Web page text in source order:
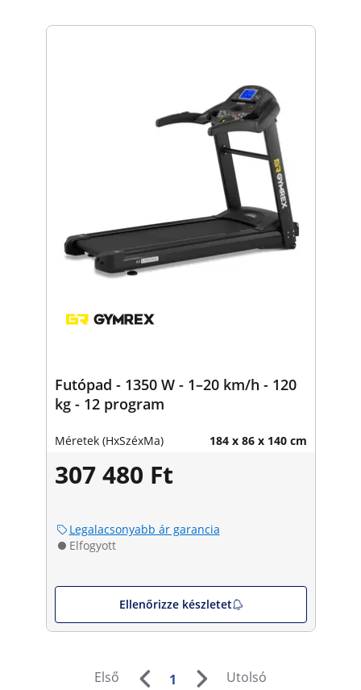
Futópad - 1350 W - 1–20 km/h - 120
kg - 12 program
Méretek (HxSzéxMa) 184 x 86 x 140 cm
307 480 Ft
Legalacsonyabb ár garancia
Elfogyott
Ellenőrizze készletet
Első 1 Utolsó